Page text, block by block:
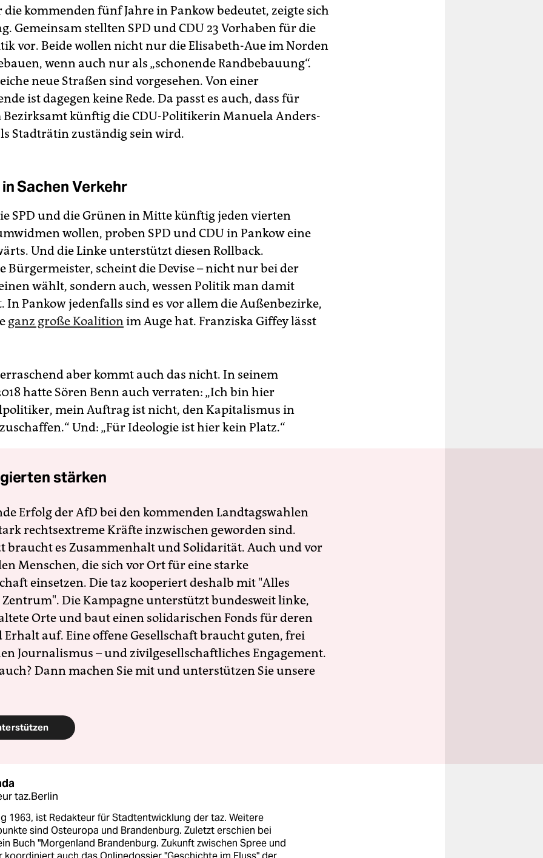
die kommenden fünf Jahre in Pankow bedeutet, zeigte sich
Gemeinsam stellten SPD und CDU 23 Vorhaben für die
vor. Beide wollen nicht nur die Elisabeth-Aue im Norden
wenn auch nur als „schonende Randbebauung“.
neue Straßen sind vorgesehen. Von einer
ist dagegen keine Rede. Da passt es auch, dass für
Bezirksamt künftig die CDU-Politikerin Manuela Anders-
Stadträtin zuständig sein wird.
Sachen Verkehr
SPD und die Grünen in Mitte künftig jeden vierten
wollen, proben SPD und CDU in Pankow eine
Und die Linke unterstützt diesen Rollback.
Bürgermeister, scheint die Devise – nicht nur bei der
wählt, sondern auch, wessen Politik man damit
In Pankow jedenfalls sind es vor allem die Außenbezirke,
ganz große Koalition im Auge hat. Franziska Giffey lässt
aber kommt auch das nicht. In seinem
hatte Sören Benn auch verraten: „Ich bin hier
mein Auftrag ist nicht, den Kapitalismus in
Und: „Für Ideologie ist hier kein Platz.“
stärken
Erfolg der AfD bei den kommenden Landtagswahlen
rechtsextreme Kräfte inzwischen geworden sind.
braucht es Zusammenhalt und Solidarität. Auch und vor
Menschen, die sich vor Ort für eine starke
einsetzen. Die taz kooperiert deshalb mit "Alles
Die Kampagne unterstützt bundesweit linke,
Orte und baut einen solidarischen Fonds für deren
Erhalt auf. Eine offene Gesellschaft braucht guten, frei
Journalismus – und zivilgesellschaftliches Engagement.
Dann machen Sie mit und unterstützen Sie unsere
taz.Berlin
1963, ist Redakteur für Stadtentwicklung der taz. Weitere
sind Osteuropa und Brandenburg. Zuletzt erschien bei
Buch "Morgenland Brandenburg. Zukunft zwischen Spree und